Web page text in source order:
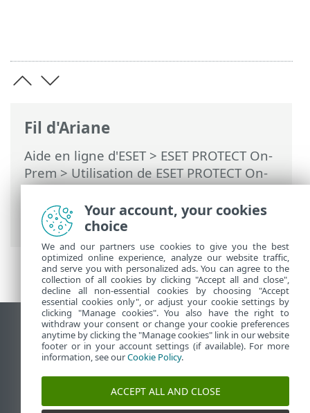
Fil d'Ariane
Aide en ligne d'ESET> ESET PROTECT On-
Prem>Utilisation de ESET PROTECT On-
Prem>ESET PROTECT On-Prem Menu
principal
>Plus >Exporter les journaux
vers Syslog> Serveur Syslog
Afficher le site pour ordinateur de bureau
End of Life
Base de connaissances ESET
Forum ESET
ESET Status Portal
Your account, your cookies
choice
We and our partners use cookies to give you the best
optimized online experience, analyze our website traffic,
and serve you with personalized ads. You can agree to the
collection of all cookies by clicking "Accept all and close",
decline all non-essential cookies by choosing "Accept
essential cookies only", or adjust your cookie settings by
clicking "Manage cookies". You also have the right to
withdraw your consent or change your cookie preferences
anytime by clicking the "Manage cookies" link in our website
footer or in your account settings (if available). For more
information, see ourCookie Policy.
ACCEPT ALL AND CLOSE